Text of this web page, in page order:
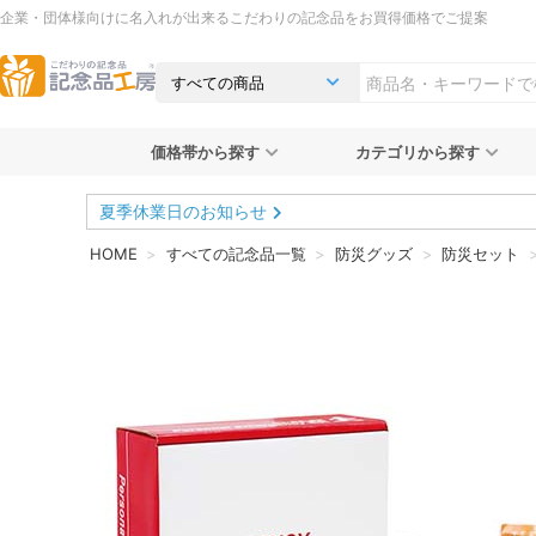
企業・団体様向けに名入れが出来るこだわりの記念品をお買得価格でご提案
価格帯から探す カテゴリから探す
夏季休業日のお知らせ
HOME すべての記念品一覧 防災グッズ 防災セット